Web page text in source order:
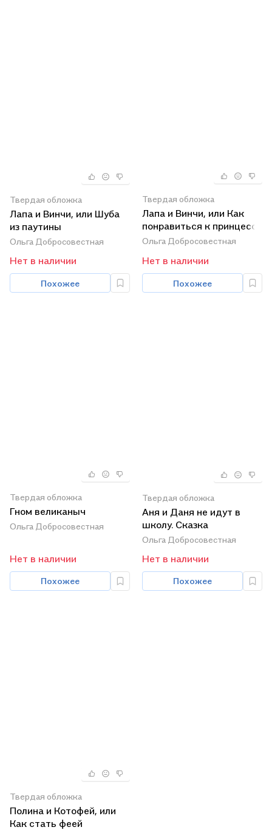
Твердая обложка
Лапа и Винчи, или Шуба
из паутины
Ольга Добросовестная
Нет в наличии
Похожее
Твердая обложка
Лапа и Винчи, или Как
понравиться к принцессе
Ольга Добросовестная
Нет в наличии
Похожее
Твердая обложка
Гном великаныч
Ольга Добросовестная
Нет в наличии
Похожее
Твердая обложка
Аня и Даня не идут в
школу. Сказка
Ольга Добросовестная
Нет в наличии
Похожее
Твердая обложка
Полина и Котофей, или
Как стать феей